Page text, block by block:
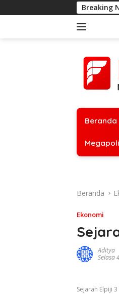
ke
Breaking
Beranda
Beranda
Ekonomi
Aditya
Selasa
Sejarah Elpiji